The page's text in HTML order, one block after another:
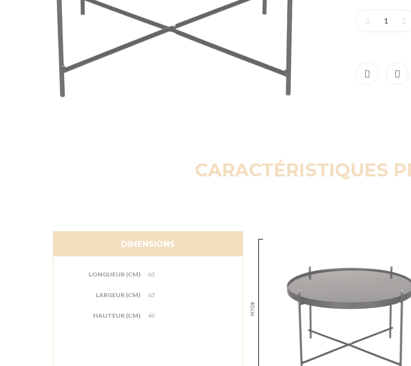
CARACTÉRISTIQUES
DIMENSIONS
LONGUEUR (CM) 63
LARGEUR (CM) 63
HAUTEUR (CM) 40 40 cm